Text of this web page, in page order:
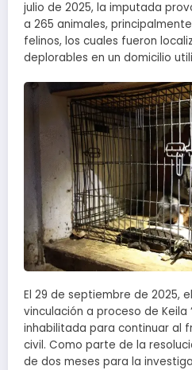
julio de 2025, la imputada
a 265 animales,
felinos, los cuales fueron
deplorables en un domicilio
El 29 de septiembre de 2025,
vinculación a proceso de Keila
inhabilitada para continuar al
civil. Como parte de la
de dos meses para la